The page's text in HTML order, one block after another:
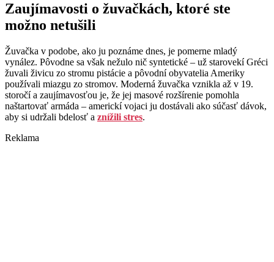
Zaujímavosti o žuvačkách, ktoré ste
možno netušili
Žuvačka v podobe, ako ju poznáme dnes, je pomerne mladý
vynález. Pôvodne sa však nežulo nič syntetické – už starovekí Gréci
žuvali živicu zo stromu pistácie a pôvodní obyvatelia Ameriky
používali miazgu zo stromov. Moderná žuvačka vznikla až v 19.
storočí a zaujímavosťou je, že jej masové rozšírenie pomohla
naštartovať armáda – americkí vojaci ju dostávali ako súčasť dávok,
aby si udržali bdelosť a znížili stres.
Reklama